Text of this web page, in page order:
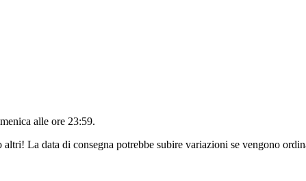
alle ore 23:59.
La data di consegna potrebbe subire variazioni se vengono